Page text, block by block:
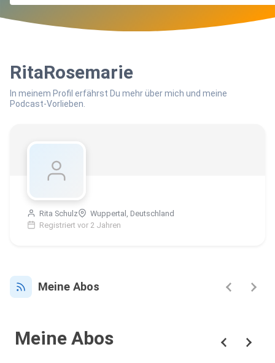
RitaRosemarie
In meinem Profil erfährst Du mehr über mich und meine
Podcast-Vorlieben.
Rita Schulz
Wuppertal, Deutschland
Registriert vor 2 Jahren
Meine Abos
Meine Abos